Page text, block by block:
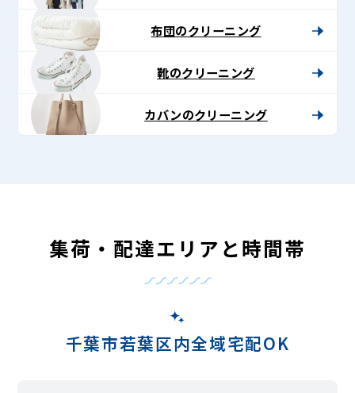
布団のクリーニング
靴のクリーニング
カバンのクリーニング
集荷・配達エリアと時間帯
千葉市若葉区内全域宅配OK